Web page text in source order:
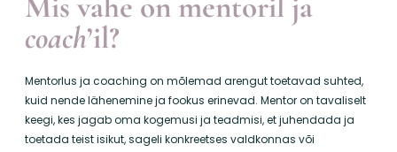
coach’il?
Mentorlus ja coaching on mõlemad arengut toetavad suhted,
kuid nende lähenemine ja fookus erinevad. Mentor on tavaliselt
keegi, kes jagab oma kogemusi ja teadmisi, et juhendada ja
toetada teist isikut, sageli konkreetses valdkonnas või